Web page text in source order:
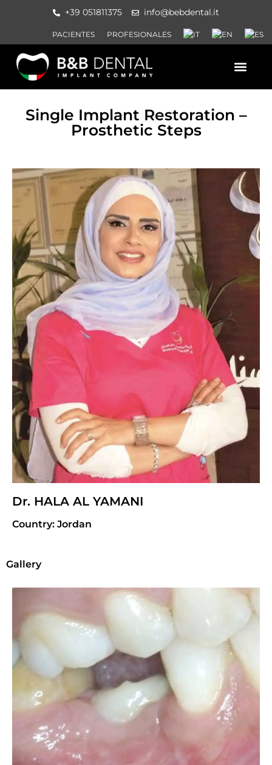
+39 051811375 info@bebdental.it
PACIENTES PROFESIONALES
Single Implant Restoration –
Prosthetic Steps
Dr. HALA AL YAMANI
Country: Jordan
Gallery